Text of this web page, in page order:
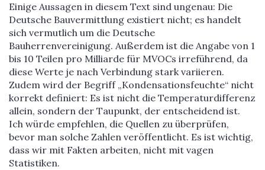
Einige Aussagen in diesem Text sind ungenau: Die
Deutsche Bauvermittlung existiert nicht; es handelt
sich vermutlich um die Deutsche
Bauherrenvereinigung. Außerdem ist die Angabe von 1
bis 10 Teilen pro Milliarde für MVOCs irreführend, da
diese Werte je nach Verbindung stark variieren.
Zudem wird der Begriff „Kondensationsfeuchte“ nicht
korrekt definiert: Es ist nicht die Temperaturdifferenz
allein, sondern der Taupunkt, der entscheidend ist.
Ich würde empfehlen, die Quellen zu überprüfen,
bevor man solche Zahlen veröffentlicht. Es ist wichtig,
dass wir mit Fakten arbeiten, nicht mit vagen
Statistiken.